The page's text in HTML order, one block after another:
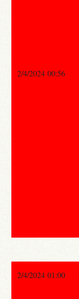
2/4/2024 00:56
2/4/2024 01:00